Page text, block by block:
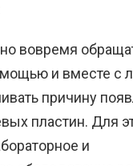
вовремя
и вместе с
причину
пластин. Для
и